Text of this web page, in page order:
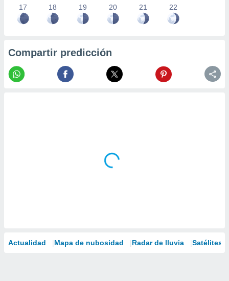
17 18 19 20 21 22
Compartir predicción
Actualidad Mapa de nubosidad Radar de lluvia Satélites